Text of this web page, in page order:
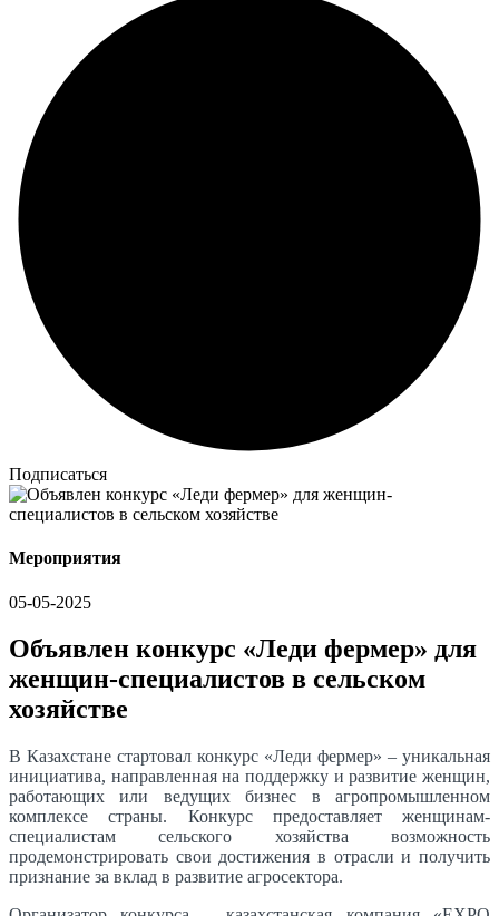
Подписаться
Мероприятия
05-05-2025
Объявлен конкурс «Леди фермер» для
женщин-специалистов в сельском
хозяйстве
В Казахстане стартовал конкурс «Леди фермер» – уникальная
инициатива, направленная на поддержку и развитие женщин,
работающих или ведущих бизнес в агропромышленном
комплексе страны. Конкурс предоставляет женщинам-
специалистам сельского хозяйства возможность
продемонстрировать свои достижения в отрасли и получить
признание за вклад в развитие агросектора.